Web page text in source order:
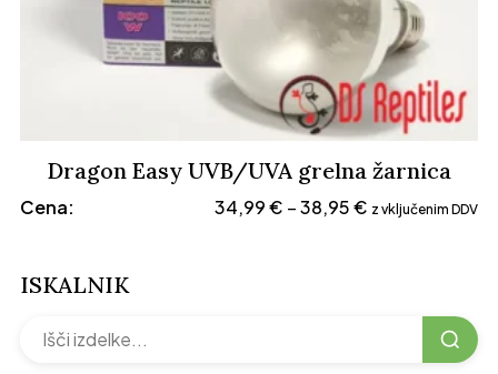
ISKALNIK
Dragon Easy UVB/UVA grelna žarnica
Cena: 34,99€ – 38,95€ Cenovni
z vključenim DDV